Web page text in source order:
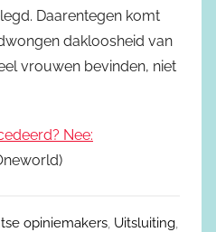
Daarentegen komt
dakloosheid van
vrouwen bevinden, niet
Nee:
opiniemakers, Uitsluiting,